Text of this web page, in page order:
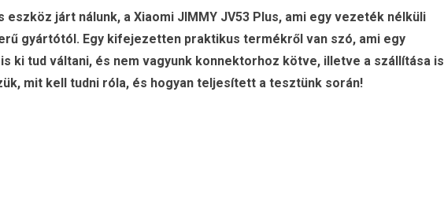
eszköz járt nálunk, a Xiaomi JIMMY JV53 Plus, ami egy vezeték nélküli
gyártótól. Egy kifejezetten praktikus termékről van szó, ami egy
ki tud váltani, és nem vagyunk konnektorhoz kötve, illetve a szállítása is
mit kell tudni róla, és hogyan teljesített a tesztünk során!